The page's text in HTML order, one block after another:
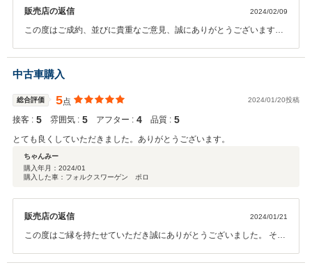
販売店の返信 2024/02/09
この度はご成約、並びに貴重なご意見、誠にありがとうございます。
喜んでいただけた感想が聞けて嬉しい限りでございます。 ぜひまたお
知り合い等でもVWお探しの方等いらっしゃいましたら是非ともご紹
介いただければ幸いでございます。 この度はありがとうございまし
た。
中古車購入
総合評価 5点 2024/01/20投稿
接客 : 5 雰囲気 : 5 アフター : 4 品質 : 5
とても良くしていただきました。ありがとうございます。
ちゃんみー
購入年月： 2024/01
購入した車：フォルクスワーゲン ポロ
販売店の返信 2024/01/21
この度はご縁を持たせていただき誠にありがとうございました。 そし
しの際は是非ともお立ち寄りくださいませ。 今後ともフォローさせて